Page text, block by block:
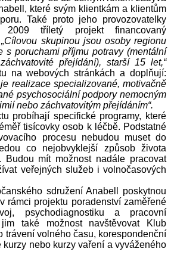
které svým klientkám a klientům
Také proto jeho provozovatelky
tříletý projekt financovaný
„Cílovou skupinou jsou osoby regionu
s poruchami příjmu potravy (mentální
přejídání), starší 15 let,“
na webových stránkách a doplňují:
realizace specializované, motivačně
psychosociální podpory nemocným
nebo záchvatovitým přejídáním“.
probíhají specifické programy, které
tisícovky osob k léčbě. Podstatné
procesu nebudou muset do
co nejobvyklejší způsob života
Budou mít možnost nadále pracovat
veřejných služeb i volnočasových
sdružení Anabell poskytnou
rámci projektu poradenství zaměřené
psychodiagnostiku a pracovní
také možnost navštěvovat Klub
trávení volného času, korespondenční
nebo kurzy vaření a vyváženého